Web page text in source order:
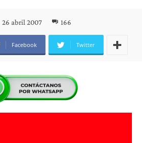
26 abril 2007 166
Facebook Twitter